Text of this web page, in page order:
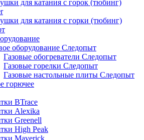
для катания с горок (тюбинг)
для катания с горки (тюбинг)
оборудование Следопыт
Газовые обогреватели Следопыт
Газовые горелки Следопыт
Газовые настольные плиты Следопыт
горючее
BTrace
Alexika
Greenell
High Peak
Maverick